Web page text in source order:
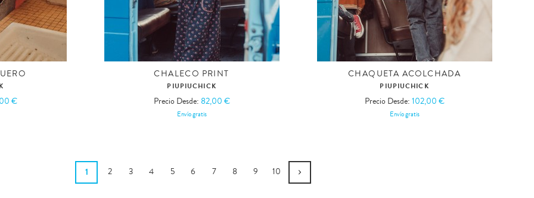
€
CHALECO PRINT
PIUPIUCHICK
Precio Desde: 82,00 €
Envío gratis
CHAQUETA ACOLCHADA
PIUPIUCHICK
Precio Desde: 102,00 €
Envío gratis
1 2 3 4 5 6 7 8 9 10